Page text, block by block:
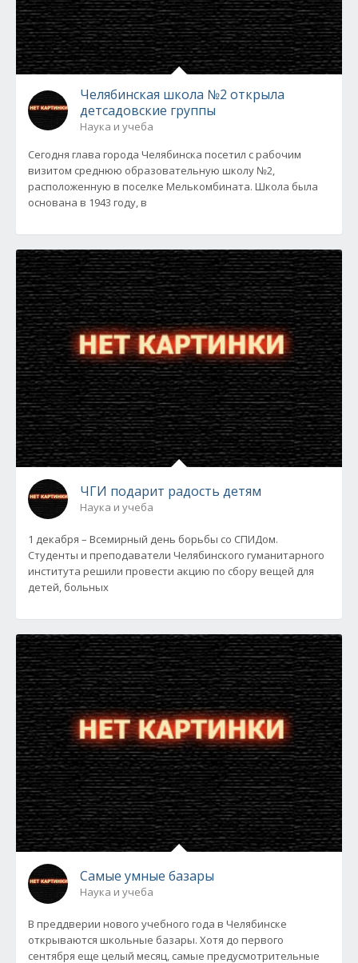
Челябинская школа №2 открыла
детсадовские группы
Наука и учеба
Сегодня глава города Челябинска посетил с рабочим
визитом среднюю образовательную школу №2,
расположенную в поселке Мелькомбината. Школа была
основана в 1943 году, в
ЧГИ подарит радость детям
Наука и учеба
1 декабря – Всемирный день борьбы со СПИДом.
Студенты и преподаватели Челябинского гуманитарного
института решили провести акцию по сбору вещей для
детей, больных
Самые умные базары
Наука и учеба
В преддверии нового учебного года в Челябинске
открываются школьные базары. Хотя до первого
сентября еще целый месяц, самые предусмотрительные